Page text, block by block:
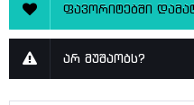
ფავორიტებში
არ მუშაობს?